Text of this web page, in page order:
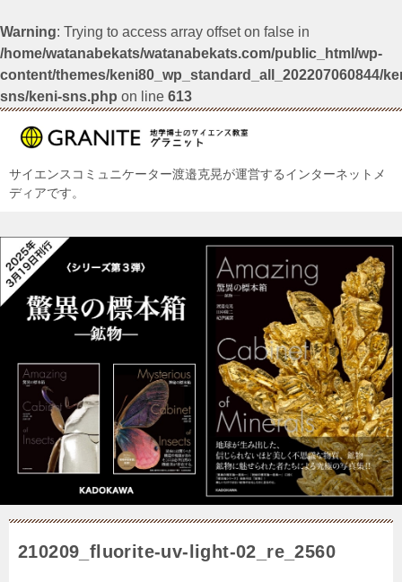
Warning: Trying to access array offset on false in
/home/watanabekats/watanabekats.com/public_html/wp-
content/themes/keni80_wp_standard_all_202207060844/
sns/keni-sns.php on line 613
サイエンスコミュニケーター渡邉克晃が運営するインターネットメ
ディアです。
210209_fluorite-uv-light-02_re_2560